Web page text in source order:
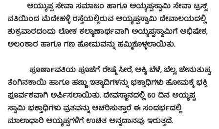
ಅಯ್ಯುಪ್ಪ ಸೇವಾ ಸಮಾಜಂ ಹಾಗೂ ಅಯ್ಯಪ್ಪಸ್ವಾಮಿ ಸೇವಾ ಟ್ರಸ್ಟ್
ವತಿಯಿಂದ ಮೆದೇಹಳ್ಳಿ ರಸ್ತೆಯಲ್ಲಿರುವ ಅಯ್ಯಪ್ಪಸ್ವಾಮಿ ದೇವಾಲಯದಲ್ಲಿ
ಶುಕ್ರವಾರದಂದು ಲೋಕ ಕಲ್ಯಾಣಾರ್ಥವಾಗಿ ಅಯ್ಯಪ್ಪಸ್ವಾಮಿಗೆ ಅಭಿಷೇಕ,
ಅಲಂಕಾರ ಹಾಗೂ ಗಣ ಹೋಮವನ್ನು ಹಮ್ಮಿಕೊಳ್ಳಲಾಯಿತು.
ಪೂರ್ಣಾವತಿಯ ಪೂಜೆಗೆ ರೇಷ್ಮೆ ಸೀರೆ, ಅಕ್ಕಿ, ಬೆಳೆ, ಬೆಲ್ಲ, ಜೇನುತುಪ್ಪ,
ತೆಂಗಿನಕಾಯಿ ಹಾಗೂ ಹಣ್ಣು ಇತ್ಯಾದಿಗಳನ್ನು ಭಕ್ತಾಧಿಗಳು ಹೋಮಕ್ಕೆ ಭಕ್ತಿ
ಪೂರ್ವಕವಾಗಿ ಅರ್ಪಿಸಲಾಯಿತು. ದೇವಸ್ಥಾನದಲ್ಲಿ 60 ದಿನ ಅಯ್ಯಪ್ಪ
ಸ್ವಾಮಿ ಭಕ್ತಾಧಿಗಳು ವ್ರತವನ್ನು ಆಚರಿಸುತ್ತಾರೆ ಈ ಸಂದರ್ಭದಲ್ಲಿ
ಮಾಲಾಧಾರಿ ಅಯ್ಯಪ್ಪಗಳಿಗೆ ಉಚಿತ ಅನ್ನದಾನವು ಇರುತ್ತದೆ.